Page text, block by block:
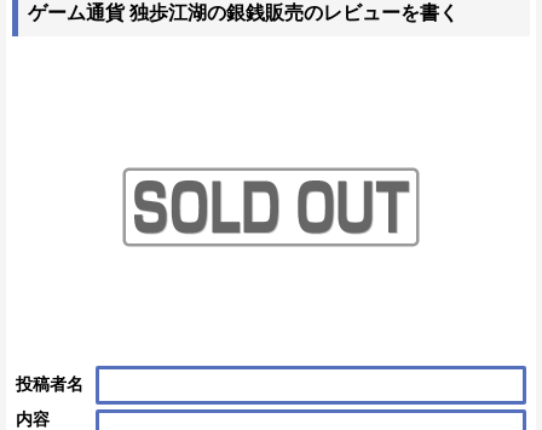
ゲーム通貨 独歩江湖の銀銭販売のレビューを書く
投稿者名
内容